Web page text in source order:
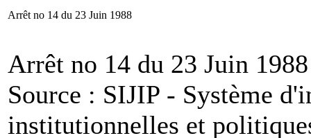
Arrêt no 14 du 23 Juin 1988
Arrêt no 14 du 23 Juin 1988
Source : SIJIP - Système
institutionnelles et